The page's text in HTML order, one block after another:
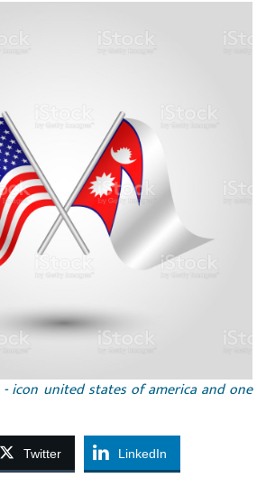
icon united states of america and one
Twitter LinkedIn